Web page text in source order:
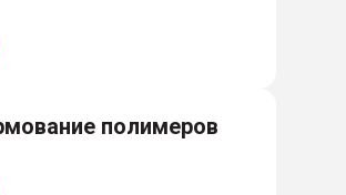
полимеров